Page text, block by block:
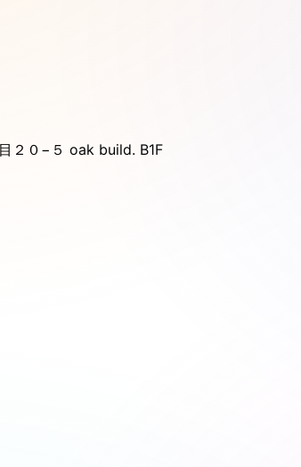
２０−５ oak build. B1F